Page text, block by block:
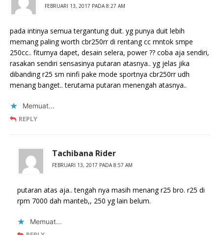
FEBRUARI 13, 2017 PADA 8:27 AM
pada intinya semua tergantung duit. yg punya duit lebih
memang paling worth cbr250rr di rentang cc mntok smpe
250cc.. fiturnya dapet, desain selera, power ?? coba aja sendiri,
rasakan sendiri sensasinya putaran atasnya.. yg jelas jika
dibanding r25 sm ninfi pake mode sportnya cbr250rr udh
menang banget.. terutama putaran menengah atasnya..
Memuat...
REPLY
Tachibana Rider
FEBRUARI 13, 2017 PADA 8:57 AM
putaran atas aja.. tengah nya masih menang r25 bro. r25 di
rpm 7000 dah manteb,, 250 yg lain belum.
Memuat...